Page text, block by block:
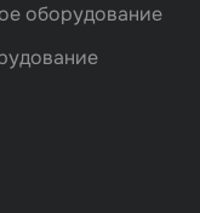
оборудование